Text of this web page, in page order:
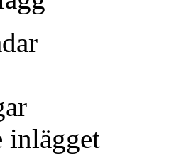
inlägget